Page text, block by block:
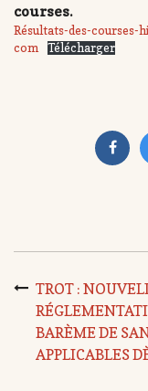
courses.
Résultats-des-courses-
com
Télécharger
TROT :
BARÈME DE
APPLICABLES